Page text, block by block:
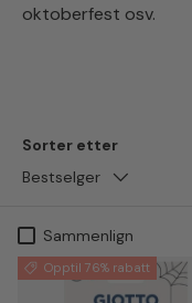
oktoberfest osv.
Sorter etter
Bestselger
Sammenlign
Opptil 76% rabatt